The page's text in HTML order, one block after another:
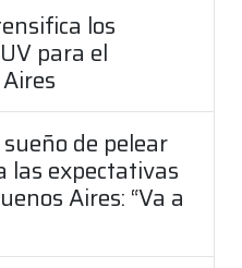
los
para el
de pelear
las expectativas
Aires: “Va a